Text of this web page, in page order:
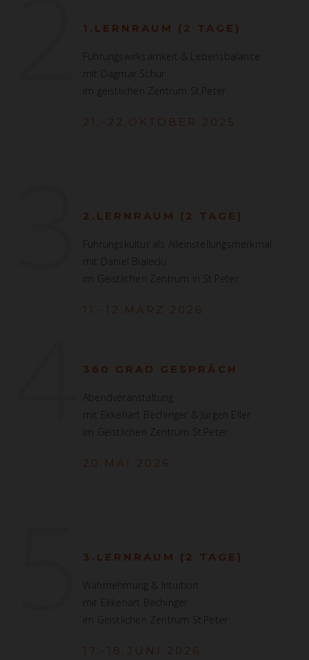
1.LERNRAUM (2 TAGE)
Führungswirksamkeit & Lebensbalance
mit Dagmar Schur
im geistlichen Zentrum St.Peter
21.-22.OKTOBER 2025
2.LERNRAUM (2 TAGE)
Führungskultur als Alleinstellungsmerkmal
mit Daniel Bialecki
im Geistlichen Zentrum in St.Peter
11.-12.MÄRZ 2026
360 GRAD GESPRÄCH
Abendveranstaltung
mit Ekkehart Bechinger & Jürgen Eller
im Geistlichen Zentrum St.Peter
20.MAI 2026
3.LERNRAUM (2 TAGE)
Wahrnehmung & Intuition
mit Ekkehart Bechinger
im Geistlichen Zentrum St.Peter
17.-18.JUNI 2026